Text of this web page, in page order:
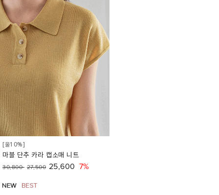
[울10%]
마블 단추 카라 캡소매 니트
30,800 27,500 25,600 7%